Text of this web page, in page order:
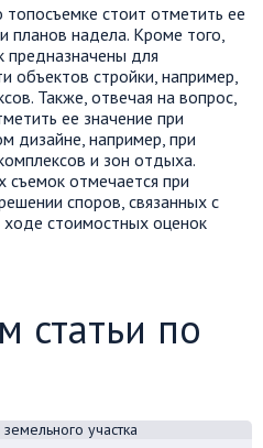
стоит отметить ее
планов надела. Кроме того,
для
объектов стройки, например,
Также, отвечая на вопрос,
ее значение при
дизайне, например, при
и зон отдыха.
съемок отмечается при
споров, связанных с
стоимостных оценок
статьи по